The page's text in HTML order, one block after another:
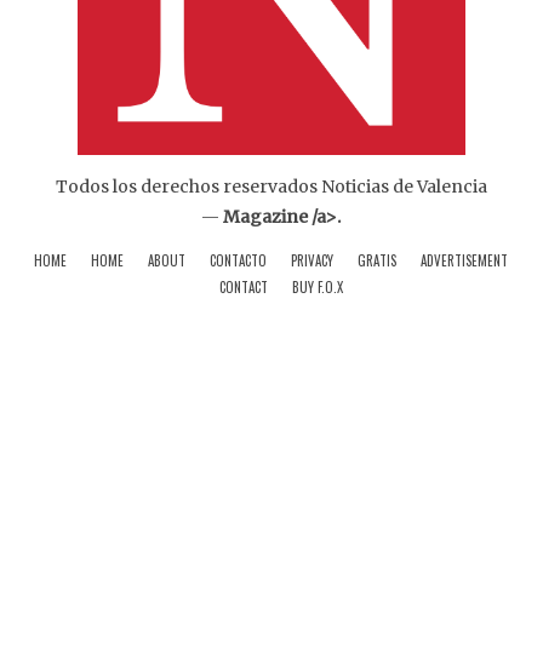
Todos los derechos reservados Noticias de Valencia
—Magazine /a>.
HOME HOME ABOUT CONTACTO PRIVACY GRATIS
ADVERTISEMENT
CONTACT
BUY F.O.X